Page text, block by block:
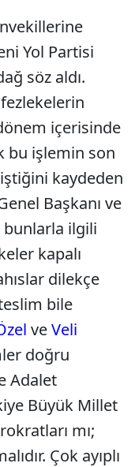
Yol Partisi
söz aldı.
içerisinde
bu işlemin son
kaydeden
Başkanı ve
bunlarla ilgili
kapalı
dilekçe
bile
veVeli
doğru
Adalet
Büyük Millet
mı;
Çok ayıplı